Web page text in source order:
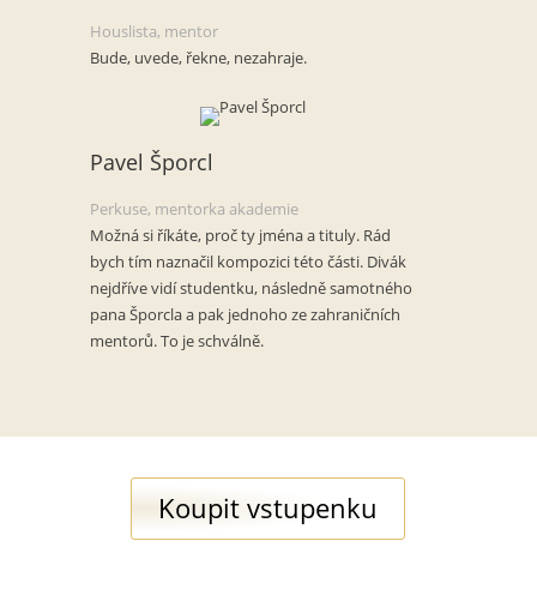
Houslista, mentor
Bude, uvede, řekne, nezahraje.
Pavel Šporcl
Perkuse, mentorka akademie
Možná si říkáte, proč ty jména a tituly. Rád
bych tím naznačil kompozici této části. Divák
nejdříve vidí studentku, následně samotného
pana Šporcla a pak jednoho ze zahraničních
mentorů. To je schválně.
Koupit vstupenku